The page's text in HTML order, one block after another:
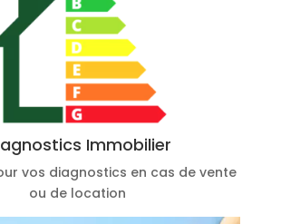
Immobilier
vos diagnostics en cas de vente
ou de location